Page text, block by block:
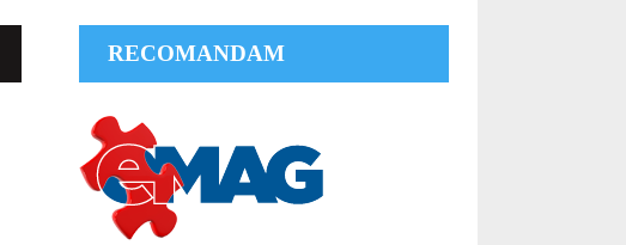
RECOMANDAM